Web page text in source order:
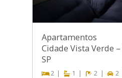
Apartamentos
Cidade Vista Verde –
SP
2 1 2 2